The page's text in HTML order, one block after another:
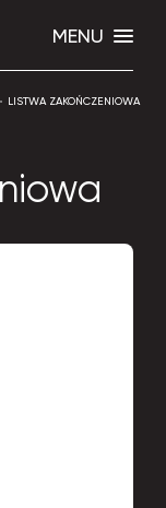
MENU
LISTWA ZAKOŃCZENIOWA